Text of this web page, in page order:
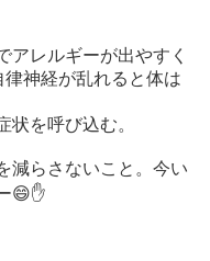
アレルギーが出やすく
神経が乱れると体は
を呼び込む。
減らさないこと。今い
😄✋